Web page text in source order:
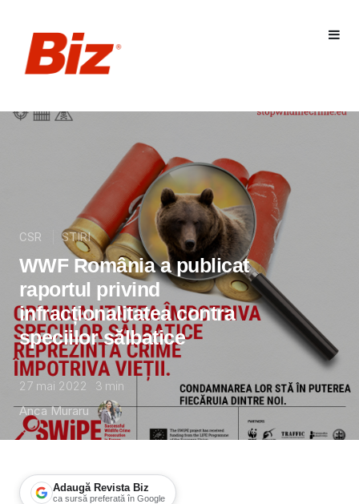
CSR STIRI
WWF România a publicat
raportul privind
infracționalitatea contra
speciilor sălbatice
27 mai 2022 3 min
Anca Muraru
Adaugă Revista Biz
ca sursă preferată în Google